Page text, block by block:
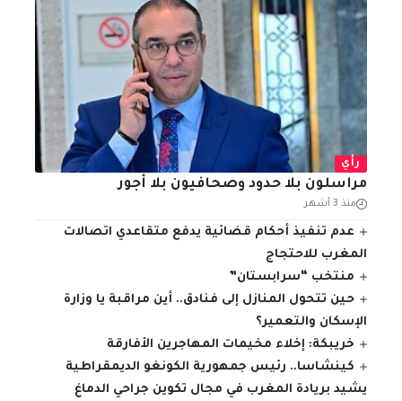
رأي
مراسلون بلا حدود وصحافيون بلا أجور
منذ 3 أشهر
عدم تنفيذ أحكام قضائية يدفع متقاعدي اتصالات
المغرب للاحتجاج
منتخب “سرابستان”
حين تتحول المنازل إلى فنادق.. أين مراقبة يا وزارة
الإسكان والتعمير؟
خريبكة: إخلاء مخيمات المهاجرين الأفارقة
كينشاسا.. رئيس جمهورية الكونغو الديمقراطية
يشيد بريادة المغرب في مجال تكوين جراحي الدماغ